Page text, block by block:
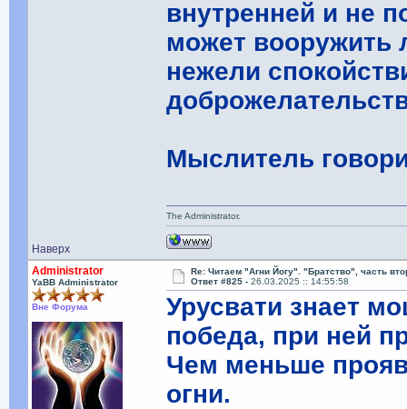
внутренней и не
может вооружить
нежели
Мыслитель
Наверх
The Administrator.
Administrator
YaBB Administrator
Вне Форума
Re: Читаем "Агни Йогу". "Братство", часть
Ответ #825 -26.03.2025 :: 14:55:58
Урусвати знает
победа, при ней
Чем меньше
огни.